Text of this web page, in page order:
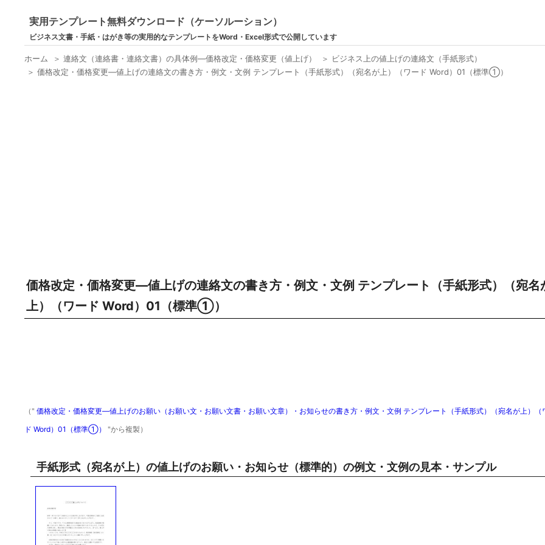
実用テンプレート無料ダウンロード（ケーソルーション）
ビジネス文書・手紙・はがき等の実用的なテンプレートをWord・Excel形式で公開しています
ホーム ＞連絡文（連絡書・連絡文書）の具体例―価格改定・価格変更（値上げ） ＞ ビジネス上の値上げの連絡文（手紙形式）
＞価格改定・価格変更―値上げの連絡文の書き方・例文・文例 テンプレート（手紙形式）（宛名が上）（ワード Word）01（標準①）
価格改定・価格変更―値上げの連絡文の書き方・例文・文例 テンプレート（手紙形式）（宛名
上）（ワード Word）01（標準①）
（" 価格改定・価格変更―値上げのお願い（お願い文・お願い文書・お願い文章）・お知らせの書き方・例文・文例 テンプレート（手紙形式）（宛名が上）（
ド Word）01（標準①）"から複製）
手紙形式（宛名が上）の値上げのお願い・お知らせ（標準的）の例文・文例の見本・サンプル